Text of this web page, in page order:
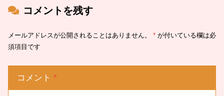
コメントを残す
メールアドレスが公開されることはありません。 * が付いている欄は必
須項目です
コメント *